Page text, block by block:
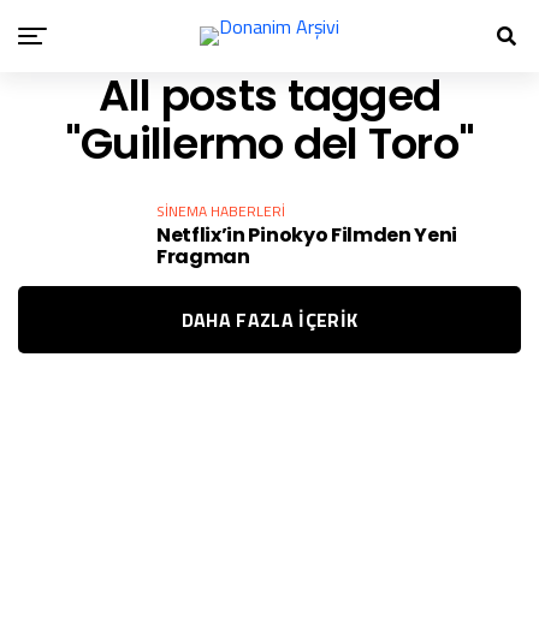
All posts tagged
"Guillermo del Toro"
SINEMA HABERLERI
Netflix’in Pinokyo Filmden Yeni
Fragman
DAHA FAZLA IÇERIK